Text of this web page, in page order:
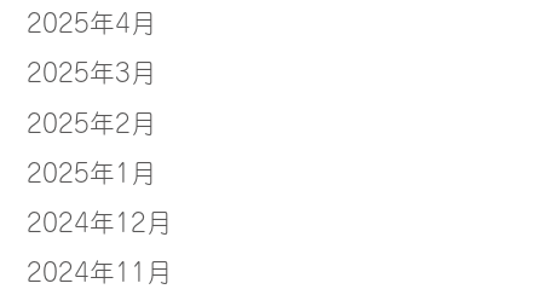
2025年4月
2025年3月
2025年2月
2025年1月
2024年12月
2024年11月